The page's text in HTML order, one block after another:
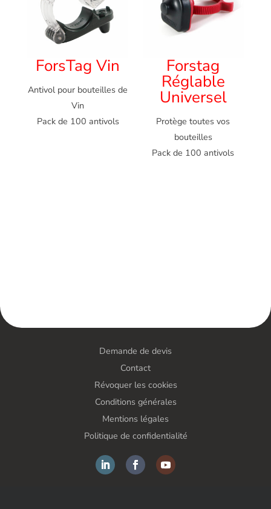
ForsTag Vin
Antivol pour bouteilles de
Vin
Pack de 100 antivols
Forstag
Réglable
Universel
Protège toutes vos
bouteilles
Pack de 100 antivols
Demande de devis
Contact
Révoquer les cookies
Conditions générales
Mentions légales
Politique de confidentialité